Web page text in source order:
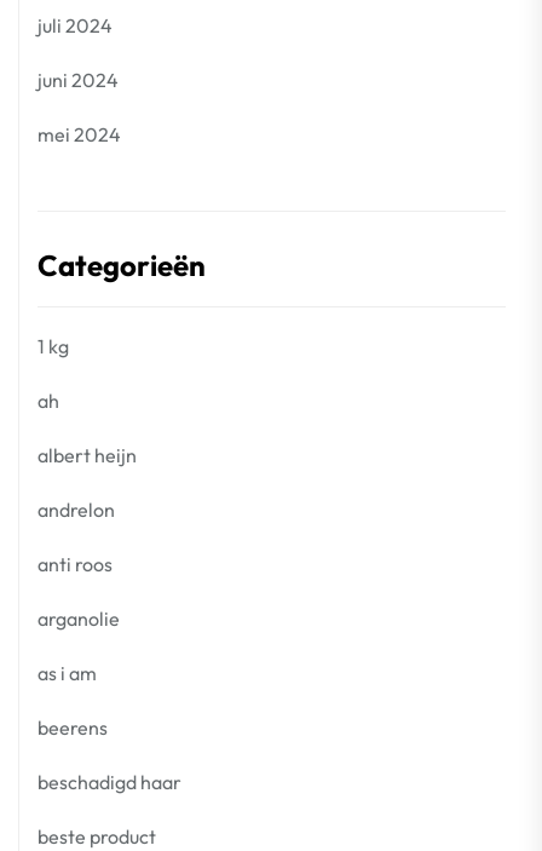
juli 2024
juni 2024
mei 2024
Categorieën
1 kg
ah
albert heijn
andrelon
anti roos
arganolie
as i am
beerens
beschadigd haar
beste product